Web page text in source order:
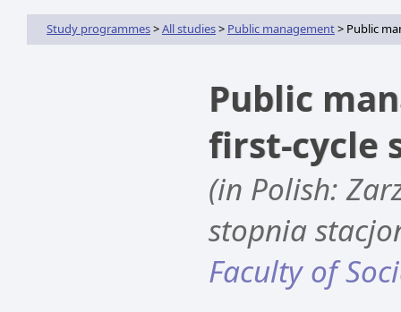
Study programmes>All studies> Public management> Public
Public
first-cycle
(in Polish:
stopnia
Faculty of